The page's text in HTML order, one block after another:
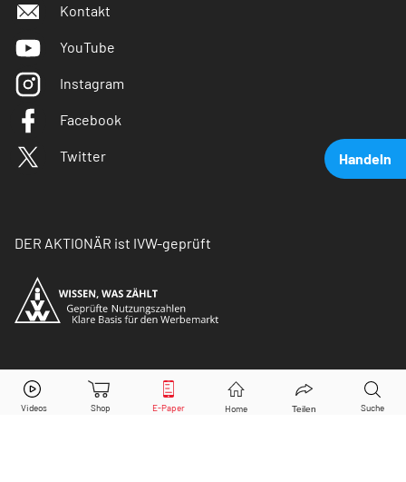
Handeln
United InternetAktie jetzt handeln?
Kontakt
YouTube
Instagram
Facebook
Twitter
DER AKTIONÄR ist IVW-geprüft
© Copyright 2026 Börsenmedien AG. Alle Rechte